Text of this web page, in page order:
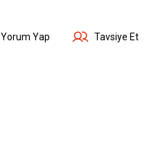
Yorum Yap Tavsiye Et